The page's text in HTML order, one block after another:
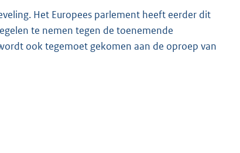
Het Europees parlement heeft eerder dit
te nemen tegen de toenemende
ook tegemoet gekomen aan de oproep van